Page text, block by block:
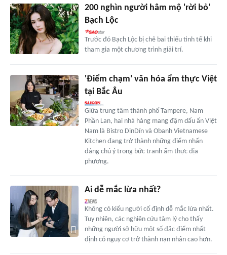
200 nghìn người hâm mộ 'rời bỏ'
Bạch Lộc
Trước đó Bạch Lộc bị chê bai thiếu tinh tế khi
tham gia một chương trình giải trí.
'Điểm chạm' văn hóa ẩm thực Việt
tại Bắc Âu
Giữa trung tâm thành phố Tampere, Nam
Phần Lan, hai nhà hàng mang đậm dấu ấn Việt
Nam là Bistro DinDín và Obanh Vietnamese
Kitchen đang trở thành những điểm nhấn
đáng chú ý trong bức tranh ẩm thực địa
phương.
Ai dễ mắc lừa nhất?
Không có kiểu người cố định dễ mắc lừa nhất.
Tuy nhiên, các nghiên cứu tâm lý cho thấy
những người sở hữu một số đặc điểm nhất
định có nguy cơ trở thành nạn nhân cao hơn.